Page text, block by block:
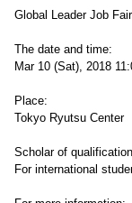
Global Leader Job
The date and time:
Mar 10 (Sat), 2018
Place:
Tokyo Ryutsu Center
Scholar of
For international